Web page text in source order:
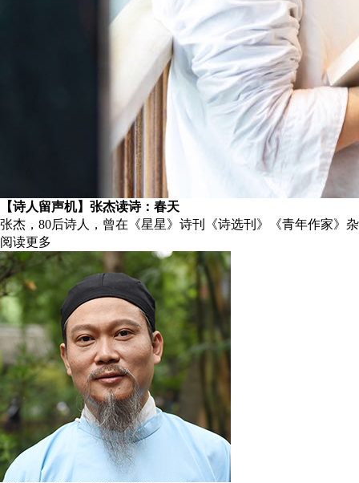
【诗人留声机】张杰读诗：春天
张杰，80后诗人，曾在《星星》诗刊《诗选刊》《青年作家》
阅读更多